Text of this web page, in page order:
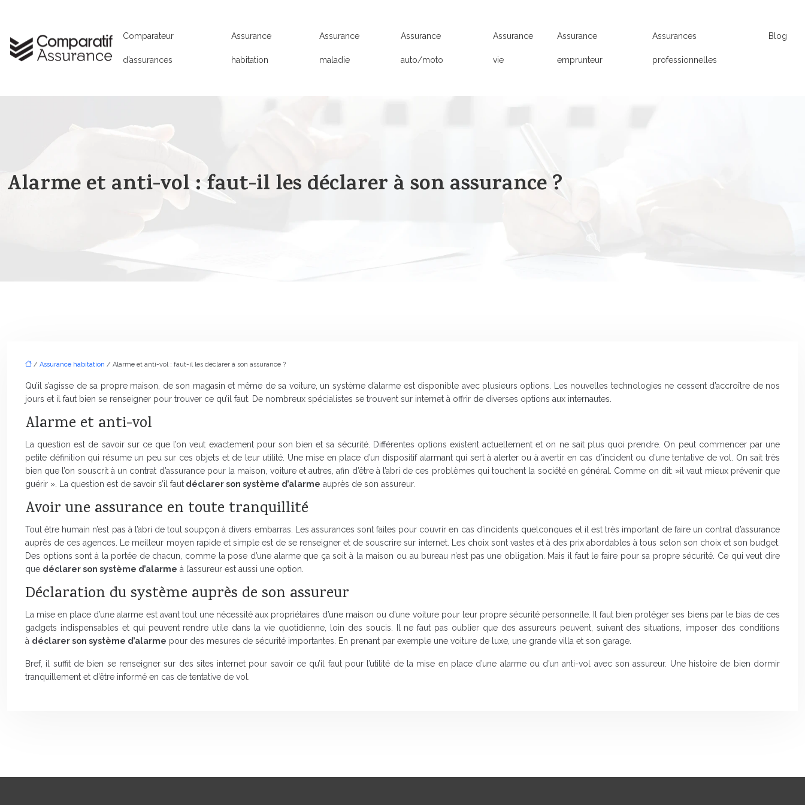
Comparateur
d’assurances
Assurance
habitation
Assurance
maladie
Assurance
auto/moto
Assurance
vie
Assurance
emprunteur
Assurances
professionnelles
Blog
Alarme et anti-vol : faut-il les déclarer à son assurance ?
/ Assurance habitation / Alarme et anti-vol : faut-il les déclarer à son assurance ?
Qu’il s’agisse de sa propre maison, de son magasin et même de sa voiture, un système d’alarme est disponible avec plusieurs options. Les nouvelles technologies ne cessent d’accroître de nos
jours et il faut bien se renseigner pour trouver ce qu’il faut. De nombreux spécialistes se trouvent sur internet à offrir de diverses options aux internautes.
Alarme et anti-vol
La question est de savoir sur ce que l’on veut exactement pour son bien et sa sécurité. Différentes options existent actuellement et on ne sait plus quoi prendre. On peut commencer par une
petite définition qui résume un peu sur ces objets et de leur utilité. Une mise en place d’un dispositif alarmant qui sert à alerter ou à avertir en cas d’incident ou d’une tentative de vol. On sait très
bien que l’on souscrit à un contrat d’assurance pour la maison, voiture et autres, afin d’être à l’abri de ces problèmes qui touchent la société en général. Comme on dit: »il vaut mieux prévenir que
guérir ». La question est de savoir s’il faut déclarer son système d’alarme auprès de son assureur.
Avoir une assurance en toute tranquillité
Tout être humain n’est pas à l’abri de tout soupçon à divers embarras. Les assurances sont faites pour couvrir en cas d’incidents quelconques et il est très important de faire un contrat d’assurance
auprès de ces agences. Le meilleur moyen rapide et simple est de se renseigner et de souscrire sur internet. Les choix sont vastes et à des prix abordables à tous selon son choix et son budget.
Des options sont à la portée de chacun, comme la pose d’une alarme que ça soit à la maison ou au bureau n’est pas une obligation. Mais il faut le faire pour sa propre sécurité. Ce qui veut dire
que déclarer son système d’alarme à l’assureur est aussi une option.
Déclaration du système auprès de son assureur
La mise en place d’une alarme est avant tout une nécessité aux propriétaires d’une maison ou d’une voiture pour leur propre sécurité personnelle. Il faut bien protéger ses biens par le bias de ces
gadgets indispensables et qui peuvent rendre utile dans la vie quotidienne, loin des soucis. Il ne faut pas oublier que des assureurs peuvent, suivant des situations, imposer des conditions
à déclarer son système d’alarme pour des mesures de sécurité importantes. En prenant par exemple une voiture de luxe, une grande villa et son garage.
Bref, il suffit de bien se renseigner sur des sites internet pour savoir ce qu’il faut pour l’utilité de la mise en place d’une alarme ou d’un anti-vol avec son assureur. Une histoire de bien dormir
tranquillement et d’être informé en cas de tentative de vol.